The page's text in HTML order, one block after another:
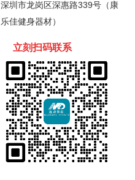
深圳市龙岗区深惠路339号（康
乐佳健身器材）
立刻扫码联系